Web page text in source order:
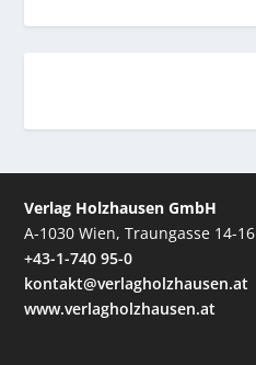
Verlag Holzhausen GmbH
A-1030 Wien, Traungasse 14-16
+43-1-740 95-0
kontakt@verlagholzhausen.at
www.verlagholzhausen.at